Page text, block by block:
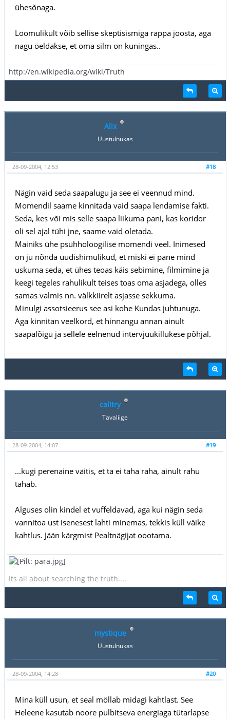
ühesõnaga.
Loomulikult võib sellise skeptisismiga rappa joosta, aga
nagu öeldakse, et oma silm on kuningas..
http://en.wikipedia.org/wiki/Truth
Alix
Uustulnukas
#18
28-09-2004, 12:53
Nägin vaid seda saapalugu ja see ei veennud mind.
Momendil saame kinnitada vaid saapa lendamise fakti.
Seda, kes või mis selle saapa liikuma pani, kas koridor
oli sel ajal tühi jne, saame vaid oletada.
Mainiks ühe psühholoogilise momendi veel. Inimesed
on ju nõnda uudishimulikud, et miski ei pane mind
uskuma seda, et ühes teoas käis sebimine, filmimine ja
keegi tegeles rahulikult teises toas oma asjadega, olles
samas valmis nn. välkkiirelt asjasse sekkuma.
Minulgi assotsieerus see asi kohe Kundas juhtunuga.
Aga kinnitan veelkord, et hinnangu annan ainult
saapalõigu ja sellele eelnenud intervjuukillukese põhjal.
calitry
Tavaliige
#19
28-09-2004, 14:07
...kugi perenaine väitis, et ta ei taha raha, ainult rahu
tahab.
Alguses olin kindel et vuffeldavad, aga kui nägin seda
vannitoa ust isenesest lahti minemas, tekkis küll väike
kahtlus. Jään kärgmist Pealtnägijat oootama.
Its all about searching the truth....
mystique
Uustulnukas
#20
28-09-2004, 14:28
Mina küll usun, et seal möllab midagi kahtlast. See
Heleene kasutab noore pulbitseva energiaga tütarlapse